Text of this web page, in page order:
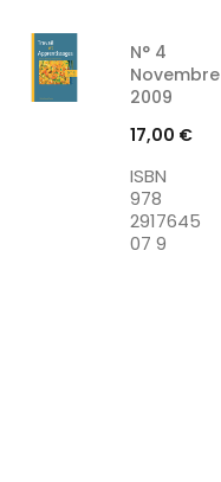
N° 4
Novembre
2009
Prix
17,00 €
ISBN
978
2917645
07 9